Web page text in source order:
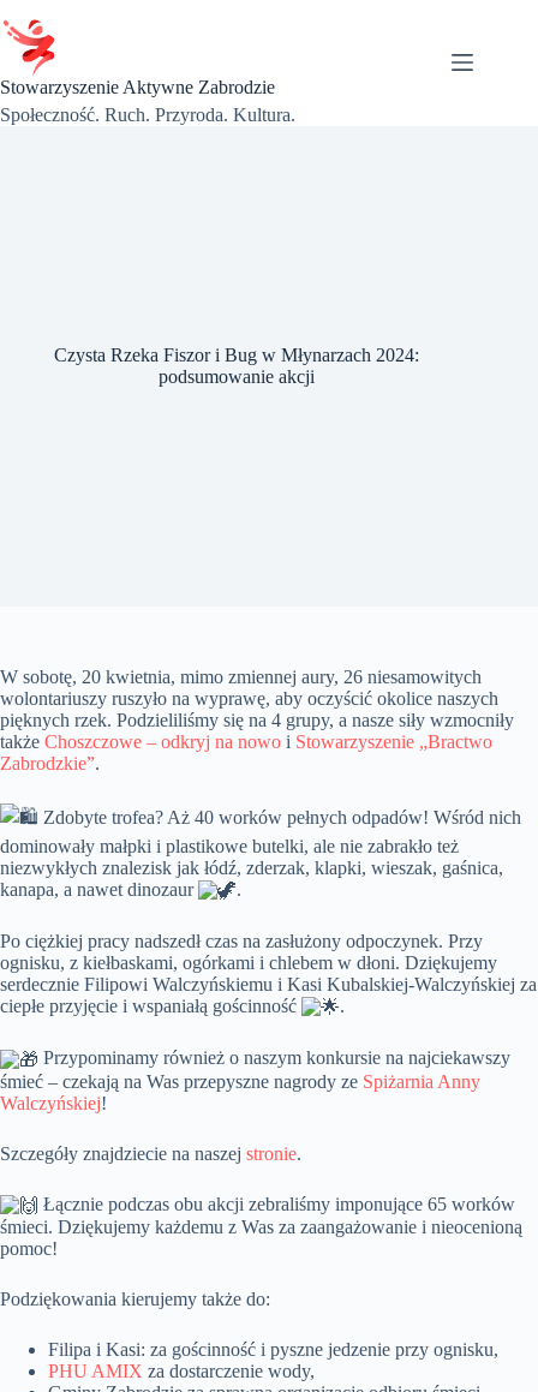
do
treści
Stowarzyszenie Aktywne Zabrodzie
Społeczność. Ruch. Przyroda. Kultura.
Czysta Rzeka Fiszor i Bug w Młynarzach 2024:
podsumowanie akcji
W sobotę, 20 kwietnia, mimo zmiennej aury, 26 niesamowitych
wolontariuszy ruszyło na wyprawę, aby oczyścić okolice naszych
pięknych rzek. Podzieliliśmy się na 4 grupy, a nasze siły wzmocniły
także Choszczowe – odkryj na nowo i Stowarzyszenie „Bractwo
Zabrodzkie”.
Zdobyte trofea? Aż 40 worków pełnych odpadów! Wśród nich
dominowały małpki i plastikowe butelki, ale nie zabrakło też
niezwykłych znalezisk jak łódź, zderzak, klapki, wieszak, gaśnica,
kanapa, a nawet dinozaur
.
Po ciężkiej pracy nadszedł czas na zasłużony odpoczynek. Przy
ognisku, z kiełbaskami, ogórkami i chlebem w dłoni. Dziękujemy
serdecznie Filipowi Walczyńskiemu i Kasi Kubalskiej-Walczyńskiej za
ciepłe przyjęcie i wspaniałą gościnność
.
Przypominamy również o naszym konkursie na najciekawszy
śmieć – czekają na Was przepyszne nagrody ze Spiżarnia Anny
Walczyńskiej!
Szczegóły znajdziecie na naszej stronie.
Łącznie podczas obu akcji zebraliśmy imponujące 65 worków
śmieci. Dziękujemy każdemu z Was za zaangażowanie i nieocenioną
pomoc!
Podziękowania kierujemy także do:
Filipa i Kasi: za gościnność i pyszne jedzenie przy ognisku,
PHU AMIX za dostarczenie wody,